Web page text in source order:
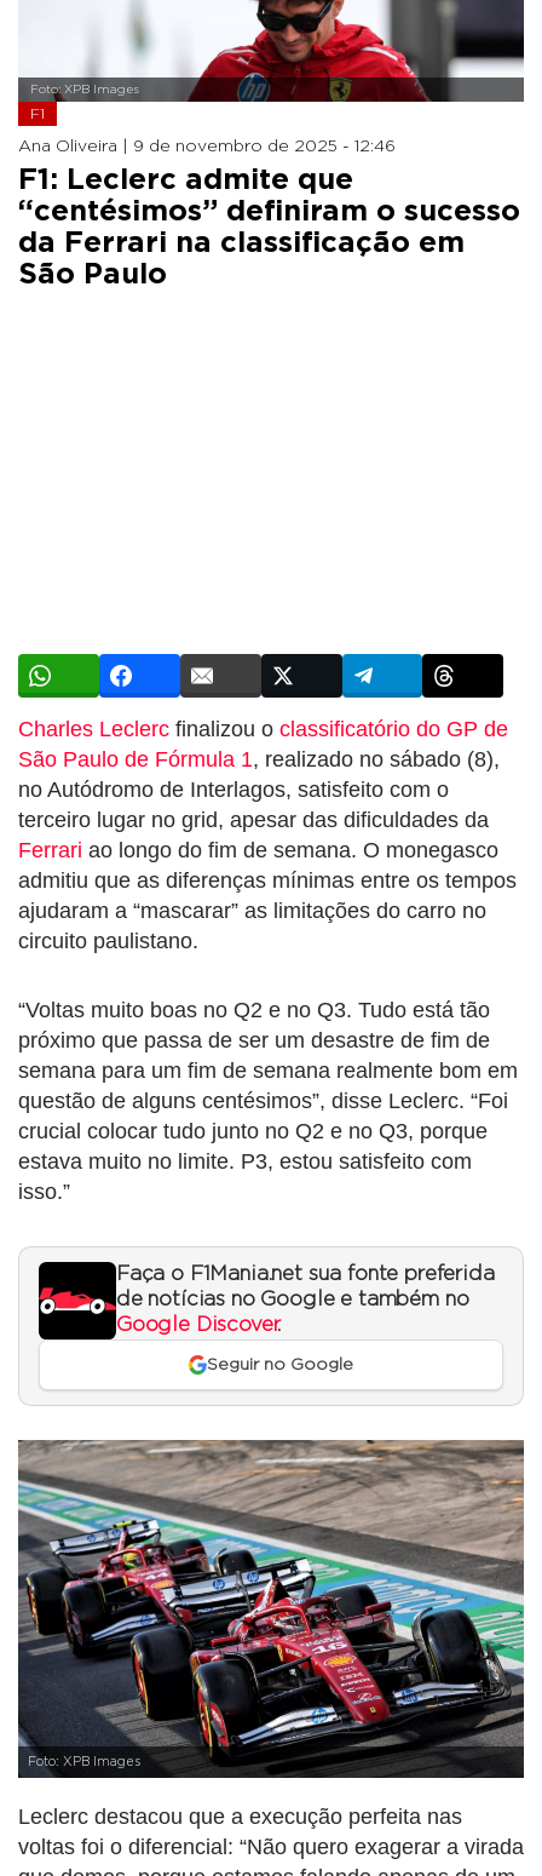
Foto: XPB Images
F1
Ana Oliveira | 9 de novembro de 2025 - 12:46
F1: Leclerc admite que
“centésimos” definiram o sucesso
da Ferrari na classificação em
São Paulo
Charles Leclerc finalizou o classificatório do GP de
São Paulo de Fórmula 1, realizado no sábado (8),
no Autódromo de Interlagos, satisfeito com o
terceiro lugar no grid, apesar das dificuldades da
Ferrari ao longo do fim de semana. O monegasco
admitiu que as diferenças mínimas entre os tempos
ajudaram a “mascarar” as limitações do carro no
circuito paulistano.
“Voltas muito boas no Q2 e no Q3. Tudo está tão
próximo que passa de ser um desastre de fim de
semana para um fim de semana realmente bom em
questão de alguns centésimos”, disse Leclerc. “Foi
crucial colocar tudo junto no Q2 e no Q3, porque
estava muito no limite. P3, estou satisfeito com
isso.”
Faça o F1Mania.net sua fonte preferida
de notícias no Google e também no
Google Discover.
Seguir no Google
Foto: XPB Images
Leclerc destacou que a execução perfeita nas
voltas foi o diferencial: “Não quero exagerar a virada